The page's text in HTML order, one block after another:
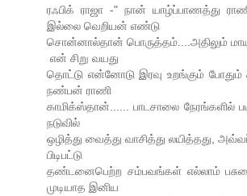
ரஃபிக் ராஜா -" நான் யாழ்ப்பாணத்து
இல்லை வெறியன் எண்டு
சொன்னால்தான் பொருத்தம்....அதிலும்
என் சிறு வயது
தொட்டு என்னோடு இரவு உறங்கும் போதும்
நண்பன் ராணி
காமிக்ஸ்தான்...... பாடசாலை நேரங்களில்
நடுவில்
ஒழித்து வைத்து வாசித்து லயித்தது,
பிடிபட்டு
தண்டனைபெற்ற சம்பவங்கள் எல்லாம்
முடியாத இனிய